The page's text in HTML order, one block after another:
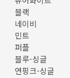
블랙
네이비
민트
퍼플
블루-싱글
연핑크-싱글